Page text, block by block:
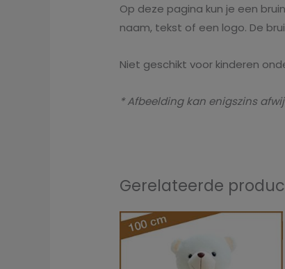
Op deze pagina kun je een
naam, tekst of een logo. De
Niet geschikt voor kinderen
* Afbeelding kan enigszins
Gerelateerde
Oorspronkelijke
prijs
€85.95.
Huidige
€64.95.